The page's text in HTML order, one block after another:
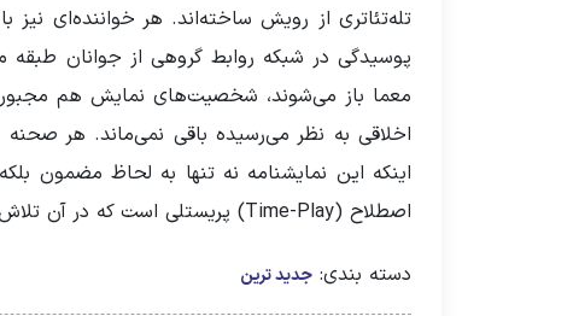
تله‌تئاتری از رویش ساخته‌اند. هر خواننده‌ای
پوسیدگی در شبکه روابط گروهی از جوانان طبقه
معما باز می‌شوند، شخصیت‌های نمایش هم
اخلاقی به نظر می‌رسیده باقی نمی‌ماند. هر
اینکه این نمایشنامه نه‌ تنها به لحاظ مضمون
اصطلاح (Time-Play) پریستلی است که در آن تلاش کرده تا با مفهوم زمان واقعی و صحنه‌ای بازی کند.
دسته بندی: جدید ترین